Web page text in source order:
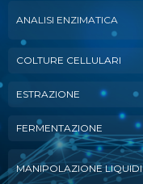
ANALISI ENZIMATICA
COLTURE CELLULARI
ESTRAZIONE
FERMENTAZIONE
MANIPOLAZIONE LIQUIDI